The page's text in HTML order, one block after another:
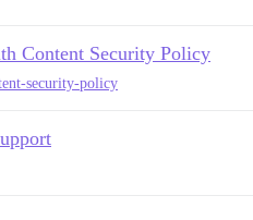
Content Security Policy
security-policy